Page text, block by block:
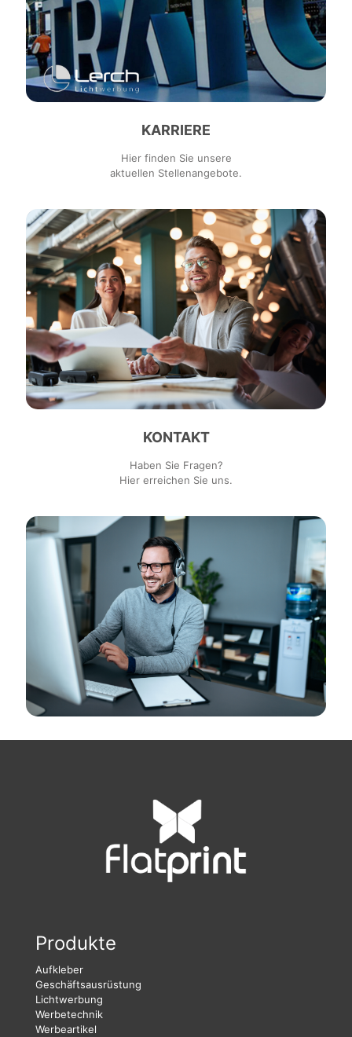
KARRIERE
Hier finden Sie unsere
aktuellen Stellenangebote.
KONTAKT
Haben Sie Fragen?
Hier erreichen Sie uns.
Produkte
Aufkleber
Geschäftsausrüstung
Lichtwerbung
Werbetechnik
Werbeartikel